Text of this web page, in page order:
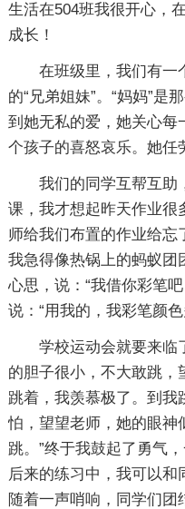
生活在504班我很开心，
成长！
在班级里，我们有一
的“兄弟姐妹”。“妈妈”是
到她无私的爱，她关心每
个孩子的喜怒哀乐。她任
我们的同学互帮互助
课，我才想起昨天作业很
师给我们布置的作业给忘
我急得像热锅上的蚂蚁团
心思，说：“我借你彩笔
说：“用我的，我彩笔颜
学校运动会就要来临
的胆子很小，不大敢跳
跳着，我羡慕极了。到我
怕，望望老师，她的眼神
跳。”终于我鼓起了勇气
后来的练习中，我可以和
随着一声哨响，同学们